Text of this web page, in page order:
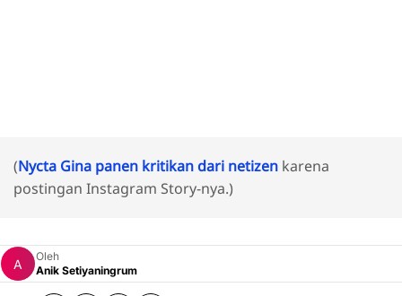
(Nycta Gina panen kritikan dari netizen karena
postingan Instagram Story-nya.)
Oleh
Anik Setiyaningrum